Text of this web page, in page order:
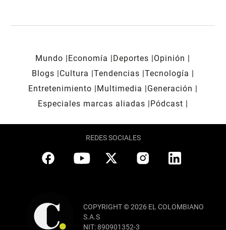
Mundo Economía Deportes
Opinión
Blogs
Cultura Tendencias Tecnología
Entretenimiento
Multimedia
Generación
Especiales marcas aliadas
Pódcast
REDES SOCIALES
COPYRIGHT © 2026 EL COLOMBIANO
S.A.S
NIT: 890901352-3